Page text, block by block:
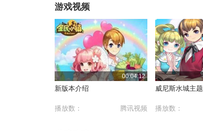
游戏视频
00:04:12
新版本介绍
播放数： 腾讯视频
威尼斯水城主题
播放数：